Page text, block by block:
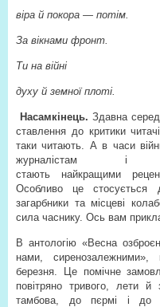
віра й покора — потім.
За вікнами фронт.
Ти на війні
духу й земної плоті.
Насамкінець.Здавна
ставлення до критики
таки читають. А в часи
журналістам і
стають найкращими
Особливо це стосується
загарбники та місцеві
сила часнику. Ось вам
В антологію «Весна
нами,
березня. Це помічне
повітряно тривого, лети
тамбова, до пєрмі і до